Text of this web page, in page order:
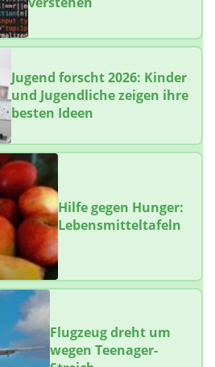
Jugend forscht 2026: Kinder
und Jugendliche zeigen ihre
besten Ideen
Hilfe gegen Hunger:
Lebensmitteltafeln
Flugzeug dreht um
wegen Teenager-